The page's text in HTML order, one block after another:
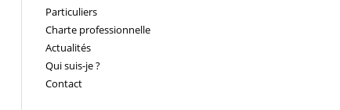
Particuliers
Charte professionnelle
Actualités
Qui suis-je ?
Contact